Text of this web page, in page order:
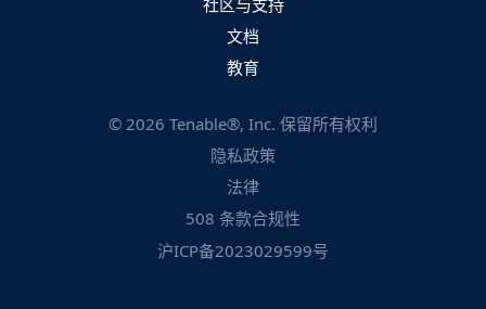
文档
教育
© 2026 Tenable®, Inc. 保留所有权利
隐私政策
法律
508 条款合规性
沪ICP备2023029599号